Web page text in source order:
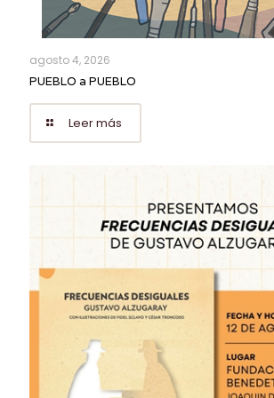
agosto 4, 2026
PUEBLO a PUEBLO
Leer más